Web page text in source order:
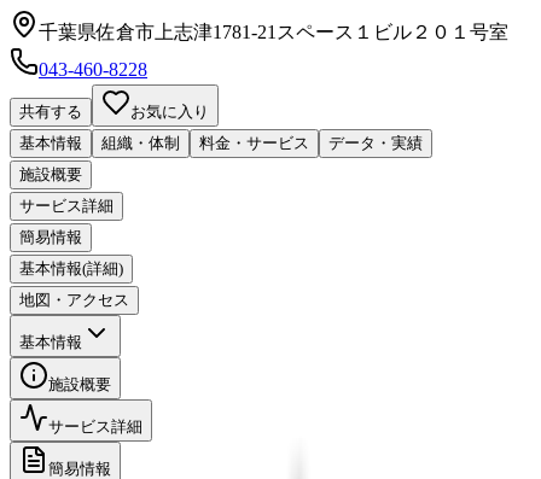
千葉県佐倉市上志津1781-21スペース１ビル２０１号室
043-460-8228
共有する
お気に入り
基本情報
組織・体制 料金・サービス
データ・実績
施設概要
サービス詳細
簡易情報
基本情報(詳細)
地図・アクセス
基本情報
施設概要
サービス詳細
簡易情報